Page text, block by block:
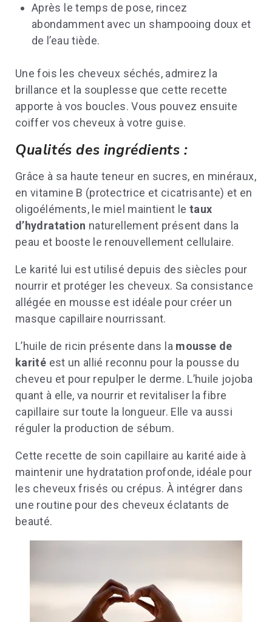
Après le temps de pose, rincez
abondamment avec un shampooing doux et
de l’eau tiède.
Une fois les cheveux séchés, admirez la
brillance et la souplesse que cette recette
apporte à vos boucles. Vous pouvez ensuite
coiffer vos cheveux à votre guise.
Qualités des ingrédients :
Grâce à sa haute teneur en sucres, en minéraux,
en vitamine B (protectrice et cicatrisante) et en
oligoéléments, le miel maintient le taux
d’hydratation naturellement présent dans la
peau et booste le renouvellement cellulaire.
Le karité lui est utilisé depuis des siècles pour
nourrir et protéger les cheveux. Sa consistance
allégée en mousse est idéale pour créer un
masque capillaire nourrissant.
L’huile de ricin présente dans la mousse de
karité est un allié reconnu pour la pousse du
cheveu et pour repulper le derme. L’huile jojoba
quant à elle, va nourrir et revitaliser la fibre
capillaire sur toute la longueur. Elle va aussi
réguler la production de sébum.
Cette recette de soin capillaire au karité aide à
maintenir une hydratation profonde, idéale pour
les cheveux frisés ou crépus. À intégrer dans
une routine pour des cheveux éclatants de
beauté.